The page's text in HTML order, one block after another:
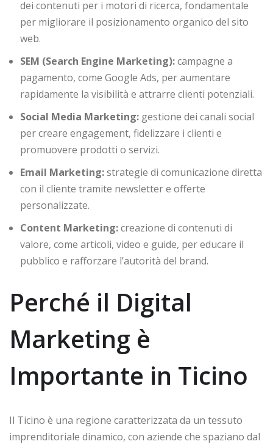
dei contenuti per i motori di ricerca, fondamentale
per migliorare il posizionamento organico del sito
web.
SEM (Search Engine Marketing):campagne a
pagamento, come Google Ads, per aumentare
rapidamente la visibilità e attrarre clienti potenziali.
Social Media Marketing: gestione dei canali social
per creare engagement, fidelizzare i clienti e
promuovere prodotti o servizi.
Email Marketing:strategie di comunicazione diretta
con il cliente tramite newsletter e offerte
personalizzate.
Content Marketing:creazione di contenuti di
valore, come articoli, video e guide, per educare il
pubblico e rafforzare l’autorità del brand.
Perché il Digital
Marketing è
Importante in Ticino
Il Ticino è una regione caratterizzata da un tessuto
imprenditoriale dinamico, con aziende che spaziano dal